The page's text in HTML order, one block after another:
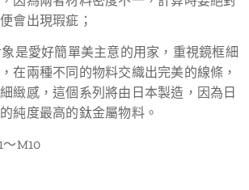
會出現瑕疵；
是愛好簡單美主意的用家，重視鏡框細
在兩種不同的物料交織出完美的線條，
緻感，這個系列將由日本製造，因為日
純度最高的鈦金屬物料。
M10